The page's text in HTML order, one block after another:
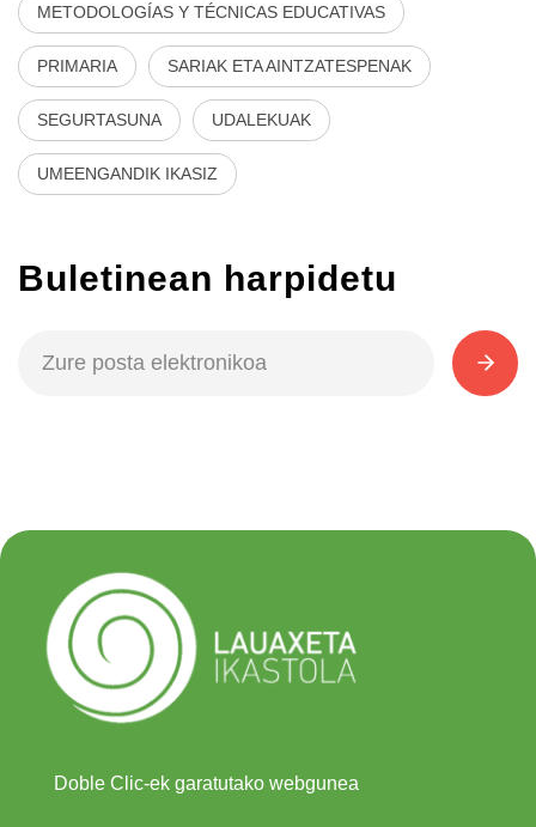
METODOLOGÍAS Y TÉCNICAS EDUCATIVAS
PRIMARIA SARIAK ETA AINTZATESPENAK
SEGURTASUNA UDALEKUAK
UMEENGANDIK IKASIZ
Buletinean harpidetu
Doble Clic-ek garatutako webgunea